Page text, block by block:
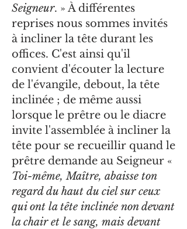
Seigneur. » À différentes
reprises nous sommes invités
à incliner la tête durant les
offices. C'est ainsi qu'il
convient d'écouter la lecture
de l'évangile, debout, la tête
inclinée ; de même aussi
lorsque le prêtre ou le diacre
invite l'assemblée à incliner la
tête pour se recueillir quand le
prêtre demande au Seigneur «
Toi-même, Maître, abaisse ton
regard du haut du ciel sur ceux
qui ont la tête inclinée non devant
la chair et le sang, mais devant